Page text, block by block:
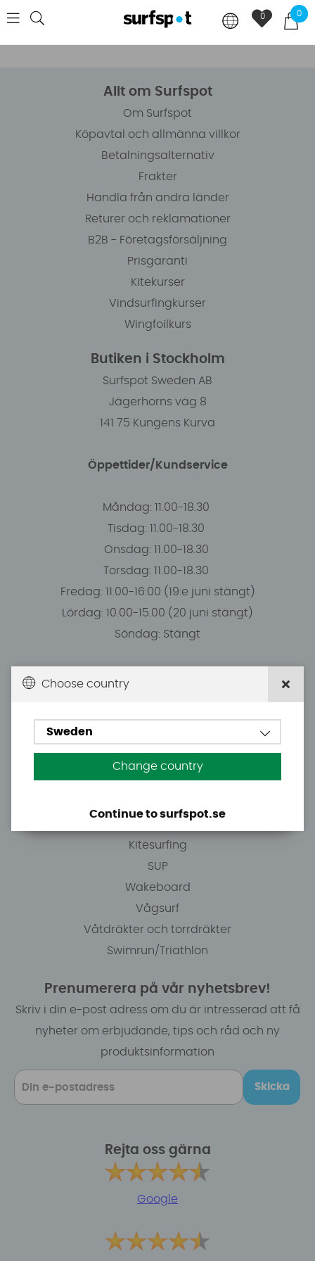
0
0
Allt om Surfspot
Om Surfspot
Köpavtal och allmänna villkor
Betalningsalternativ
Frakter
Handla från andra länder
Returer och reklamationer
B2B - Företagsförsäljning
Prisgaranti
Kitekurser
Vindsurfingkurser
Wingfoilkurs
Butiken i Stockholm
Surfspot Sweden AB
Jägerhorns väg 8
141 75 Kungens Kurva
Öppettider/Kundservice
Måndag: 11.00-18.30
Tisdag: 11.00-18.30
Onsdag: 11.00-18.30
Torsdag: 11.00-18.30
Fredag: 11.00-16:00 (19:e juni stängt)
Lördag: 10.00-15.00 (20 juni stängt)
Söndag: Stängt
Du kan hämta ordrar efter överenskommelse från
E-post: info@surfspot.se
Kitesurfing
SUP
Wakeboard
Vågsurf
Våtdräkter och torrdräkter
Swimrun/Triathlon
Prenumerera på vår nyhetsbrev!
Skriv i din e-post adress om du är intresserad att få
nyheter om erbjudande, tips och råd och ny
produktsinformation
Skicka
Rejta oss gärna
Google
Choose country
Sweden
Change country
Continue to surfspot.se